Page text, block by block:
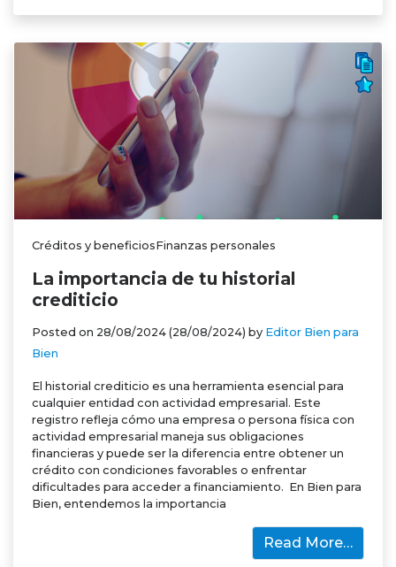
Créditos y beneficiosFinanzas personales
La importancia de tu historial
crediticio
Posted on 28/08/2024 (28/08/2024) by Editor Bien para
Bien
El historial crediticio es una herramienta esencial para
cualquier entidad con actividad empresarial. Este
registro refleja cómo una empresa o persona física con
actividad empresarial maneja sus obligaciones
financieras y puede ser la diferencia entre obtener un
crédito con condiciones favorables o enfrentar
dificultades para acceder a financiamiento. En Bien para
Bien, entendemos la importancia
Read More…